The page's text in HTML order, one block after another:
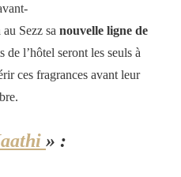
Sezz sa nouvelle ligne de
de l’hôtel seront les seuls à
ces fragrances avant leur
» :